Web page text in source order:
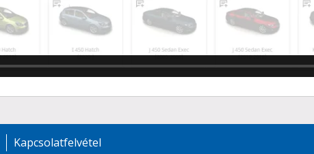
Kapcsolatfelvétel